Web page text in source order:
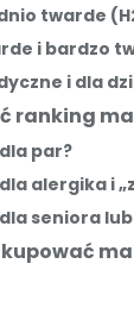
twarde
i bardzo
i dla
ranking
par?
alergika i
seniora